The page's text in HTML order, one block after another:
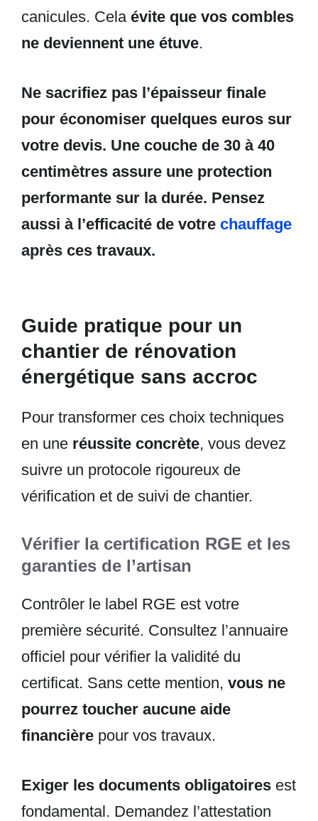
canicules. Cela évite que vos combles
ne deviennent une étuve.
Ne sacrifiez pas l’épaisseur finale
pour économiser quelques euros sur
votre devis. Une couche de 30 à 40
centimètres assure une protection
performante sur la durée. Pensez
aussi à l’efficacité de votre chauffage
après ces travaux.
Guide pratique pour un
chantier de rénovation
énergétique sans accroc
Pour transformer ces choix techniques
en une réussite concrète, vous devez
suivre un protocole rigoureux de
vérification et de suivi de chantier.
Vérifier la certification RGE et les
garanties de l’artisan
Contrôler le label RGE est votre
première sécurité. Consultez l’annuaire
officiel pour vérifier la validité du
certificat. Sans cette mention, vous ne
pourrez toucher aucune aide
financière pour vos travaux.
Exiger les documents obligatoires est
fondamental. Demandez l’attestation